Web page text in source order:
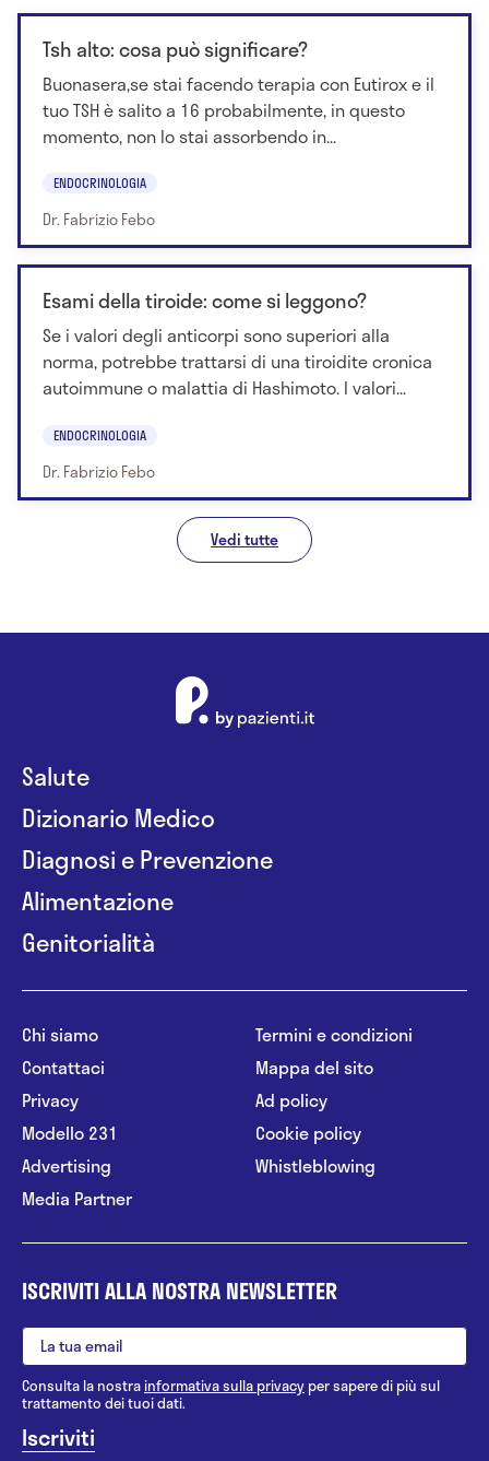
Tsh alto: cosa può significare?
Buonasera,se stai facendo terapia con Eutirox e il
tuo TSH è salito a 16 probabilmente, in questo
momento, non lo stai assorbendo in...
ENDOCRINOLOGIA
Dr. Fabrizio Febo
Esami della tiroide: come si leggono?
Se i valori degli anticorpi sono superiori alla
norma, potrebbe trattarsi di una tiroidite cronica
autoimmune o malattia di Hashimoto. I valori...
ENDOCRINOLOGIA
Dr. Fabrizio Febo
Vedi tutte
Salute
Dizionario Medico
Diagnosi e Prevenzione
Alimentazione
Genitorialità
Chi siamo
Contattaci
Privacy
Modello 231
Advertising
Media Partner
Termini e condizioni
Mappa del sito
Ad policy
Cookie policy
Whistleblowing
ISCRIVITI ALLA NOSTRA NEWSLETTER
Consulta la nostrainformativa sulla privacy per sapere di più sul
trattamento dei tuoi dati.